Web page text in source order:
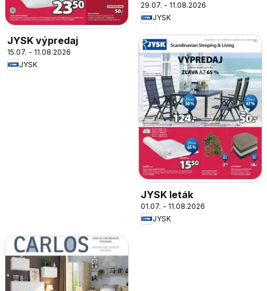
JYSK výpredaj
15.07. - 11.08.2026
JYSK
29.07. - 11.08.2026
JYSK
JYSK leták
01.07. - 11.08.2026
JYSK